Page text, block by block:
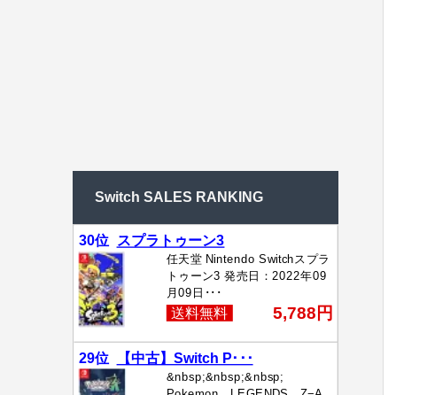
Switch SALES RANKING